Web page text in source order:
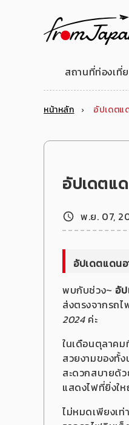
สถานที่ท่องเที่
หน้าหลัก อัปเดตแ
อัปเดตแ
พ.ย. 07,
อัปเดตแดน
พบกับช่วง~ อั
ส่งตรงจากรถ
2024ค่ะ
ในเดือนตุลาคม
สวยงามของทั้ง
สะดวกสบายด้
แสดงไฟที่ยิ่งใ
ไม่หมดเพียงเท่